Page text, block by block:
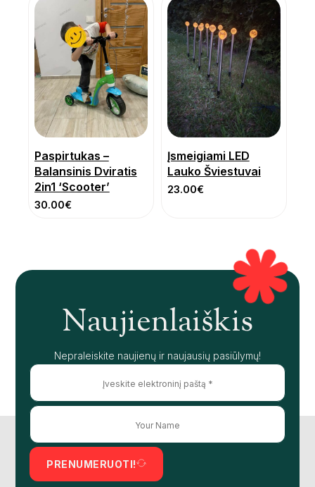
Paspirtukas –
Balansinis Dviratis
2in1 ‘Scooter’
30.00€
Įsmeigiami LED
Lauko Šviestuvai
23.00€
Naujienlaiškis
Nepraleiskite naujienų ir naujausių pasiūlymų!
PRENUMERUOTI!